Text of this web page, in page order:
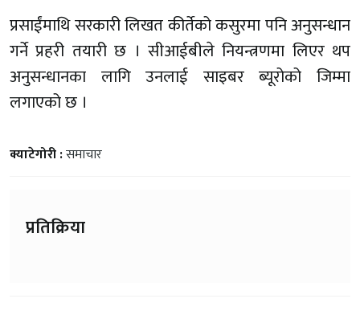
प्रसाईंमाथि सरकारी लिखत कीर्तेको कसुरमा पनि अनुसन्धान
गर्ने प्रहरी तयारी छ । सीआईबीले नियन्त्रणमा लिएर थप
अनुसन्धानका लागि उनलाई साइबर ब्यूरोको जिम्मा
लगाएको छ ।
क्याटेगोरी :समाचार
प्रतिक्रिया